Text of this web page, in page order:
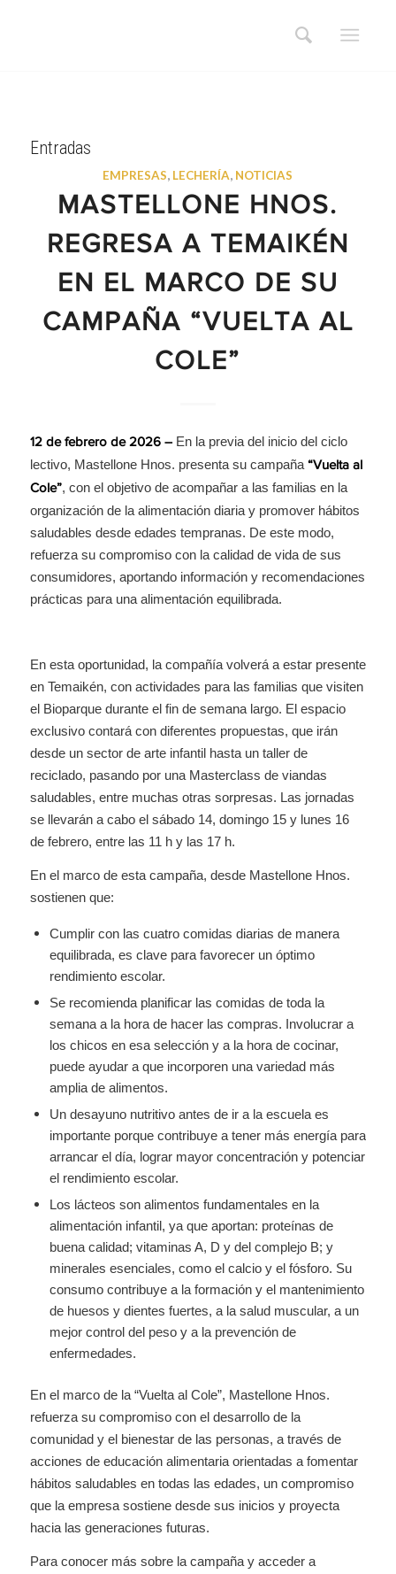
Entradas
EMPRESAS, LECHERÍA, NOTICIAS
MASTELLONE HNOS.
REGRESA A TEMAIKÉN
EN EL MARCO DE SU
CAMPAÑA “VUELTA AL
COLE”
12 de febrero de 2026 –En la previa del inicio del ciclo
lectivo, Mastellone Hnos. presenta su campaña “Vuelta al
Cole”, con el objetivo de acompañar a las familias en la
organización de la alimentación diaria y promover hábitos
saludables desde edades tempranas. De este modo,
refuerza su compromiso con la calidad de vida de sus
consumidores, aportando información y recomendaciones
prácticas para una alimentación equilibrada.
En esta oportunidad, la compañía volverá a estar presente
en Temaikén, con actividades para las familias que visiten
el Bioparque durante el fin de semana largo. El espacio
exclusivo contará con diferentes propuestas, que irán
desde un sector de arte infantil hasta un taller de
reciclado, pasando por una Masterclass de viandas
saludables, entre muchas otras sorpresas. Las jornadas
se llevarán a cabo el sábado 14, domingo 15 y lunes 16
de febrero, entre las 11 h y las 17 h.
En el marco de esta campaña, desde Mastellone Hnos.
sostienen que:
Cumplir con las cuatro comidas diarias de manera
equilibrada, es clave para favorecer un óptimo
rendimiento escolar.
Se recomienda planificar las comidas de toda la
semana a la hora de hacer las compras. Involucrar a
los chicos en esa selección y a la hora de cocinar,
puede ayudar a que incorporen una variedad más
amplia de alimentos.
Un desayuno nutritivo antes de ir a la escuela es
importante porque contribuye a tener más energía para
arrancar el día, lograr mayor concentración y potenciar
el rendimiento escolar.
Los lácteos son alimentos fundamentales en la
alimentación infantil, ya que aportan: proteínas de
buena calidad; vitaminas A, D y del complejo B; y
minerales esenciales, como el calcio y el fósforo. Su
consumo contribuye a la formación y el mantenimiento
de huesos y dientes fuertes, a la salud muscular, a un
mejor control del peso y a la prevención de
enfermedades.
En el marco de la “Vuelta al Cole”, Mastellone Hnos.
refuerza su compromiso con el desarrollo de la
comunidad y el bienestar de las personas, a través de
acciones de educación alimentaria orientadas a fomentar
hábitos saludables en todas las edades, un compromiso
que la empresa sostiene desde sus inicios y proyecta
hacia las generaciones futuras.
Para conocer más sobre la campaña y acceder a